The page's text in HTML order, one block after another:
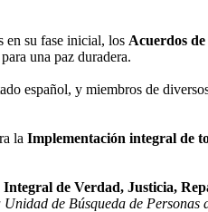
en su fase inicial, los Acuerdos de
una paz duradera.
español, y miembros de
la Implementación integral de
Integral de Verdad, Justicia,
de Búsqueda de